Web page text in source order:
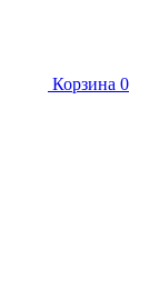
Корзина 0